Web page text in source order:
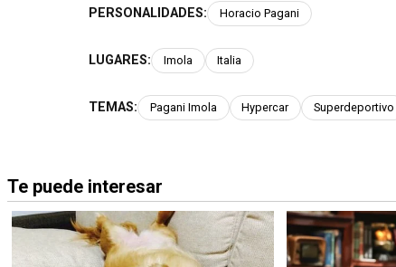
PERSONALIDADES: Horacio Pagani
LUGARES: Imola Italia
TEMAS: Pagani Imola Hypercar Superdeportivo